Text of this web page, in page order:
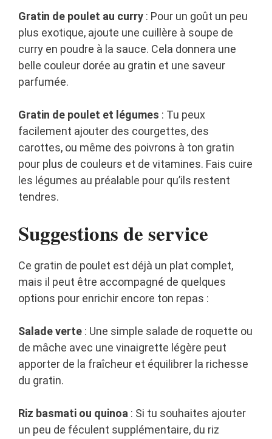
Gratin de poulet au curry : Pour un goût un peu
plus exotique, ajoute une cuillère à soupe de
curry en poudre à la sauce. Cela donnera une
belle couleur dorée au gratin et une saveur
parfumée.
Gratin de poulet et légumes : Tu peux
facilement ajouter des courgettes, des
carottes, ou même des poivrons à ton gratin
pour plus de couleurs et de vitamines. Fais cuire
les légumes au préalable pour qu’ils restent
tendres.
Suggestions de service
Ce gratin de poulet est déjà un plat complet,
mais il peut être accompagné de quelques
options pour enrichir encore ton repas :
Salade verte : Une simple salade de roquette ou
de mâche avec une vinaigrette légère peut
apporter de la fraîcheur et équilibrer la richesse
du gratin.
Riz basmati ou quinoa : Si tu souhaites ajouter
un peu de féculent supplémentaire, du riz